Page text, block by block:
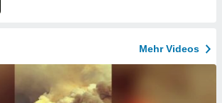
Mehr Videos